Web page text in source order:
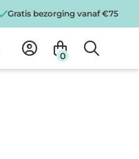
Gratis bezorging vanaf €75
0